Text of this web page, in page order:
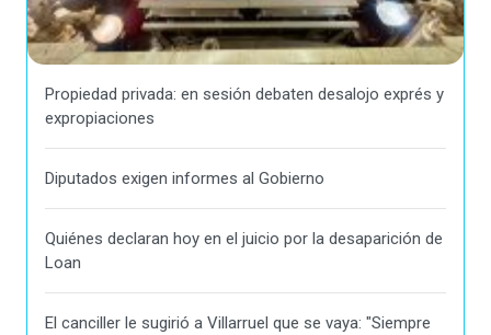
Propiedad privada: en sesión debaten desalojo exprés y
expropiaciones
Diputados exigen informes al Gobierno
Quiénes declaran hoy en el juicio por la desaparición de
Loan
El canciller le sugirió a Villarruel que se vaya: "Siempre